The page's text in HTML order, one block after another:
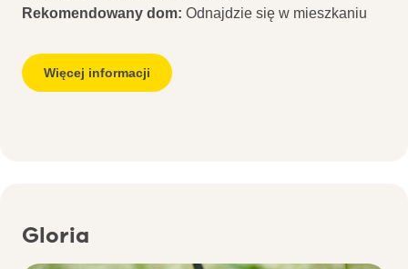
Rekomendowany dom: Odnajdzie się w mieszkaniu
Więcej informacji
Gloria